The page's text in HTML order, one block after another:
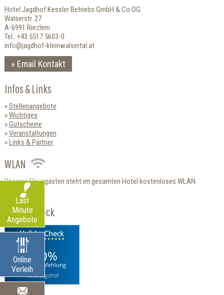
Hotel Jagdhof Kessler Betriebs GmbH & Co OG
Walserstr. 27
A-6991 Riezlern
Tel.: +43 5517 5603-0
info@jagdhof-kleinwalsertal.at
Email Kontakt
Infos & Links
Stellenangebote
Wichtiges
Gutscheine
Veranstaltungen
Links & Partner
WLAN
Unseren Hausgästen steht im gesamten Hotel kostenloses WLAN
zur Verfügung.
HolidayCheck
100%
Weiterempfehlung
Hotel Jagdhof
Online
Verleih
Last
Minute
Angebote